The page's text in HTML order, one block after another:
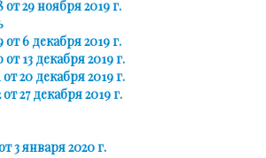
29 ноября 2019 г.
6 декабря 2019 г.
13 декабря 2019 г.
20 декабря 2019 г.
27 декабря 2019 г.
3 января 2020 г.